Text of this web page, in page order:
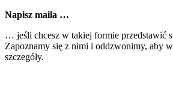
Napisz maila …
… jeśli chcesz w takiej formie przedstawić
Zapoznamy się z nimi i oddzwonimy, aby
szczegóły.